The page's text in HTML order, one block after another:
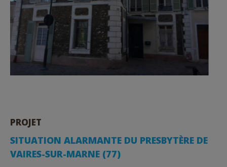
PROJET
SITUATION ALARMANTE DU PRESBYTÈRE DE
VAIRES-SUR-MARNE (77)